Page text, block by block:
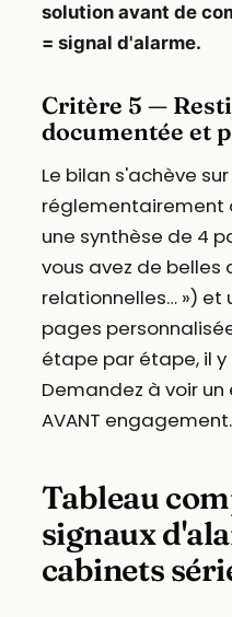
solution avant de
= signal d'alarme.
Critère 5 —
documentée et
Le bilan s'achève
réglementairement
une synthèse de 4
vous avez de belles
relationnelles… ») et
pages
étape par étape, il
Demandez à voir
AVANT engagement.
Tableau
signaux
cabinets